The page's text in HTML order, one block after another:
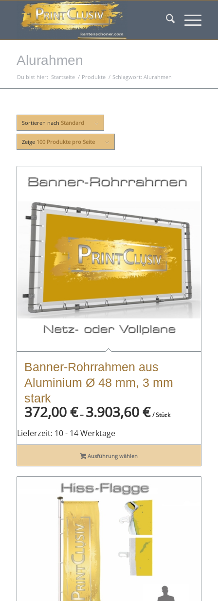
Alurahmen
Du bist hier: Startseite / Produkte / Schlagwort: Alurahmen
Sortieren nach Standard
Zeige 100 Produkte pro Seite
Banner-Rohrrahmen aus
Aluminium Ø 48 mm, 3 mm
stark
372,00€– 3.903,60€ / Stück
Lieferzeit: 10 - 14 Werktage
Ausführung wählen